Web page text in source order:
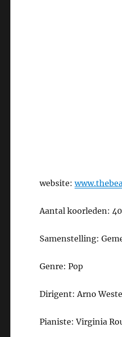
website:
Aantal koorleden: 40
Samenstelling:
Genre: Pop
Dirigent: Arno
Pianiste: Virginia